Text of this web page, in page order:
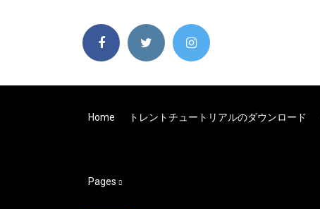
Home トレントチュートリアルのダウンロード
Pages